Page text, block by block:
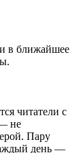
в ближайшее
читатели с
не
Пару
день —